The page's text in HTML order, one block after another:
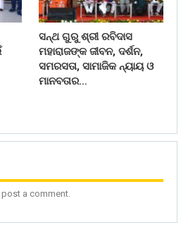
ସନ୍ଥ ଗୁରୁ ଶ୍ରୀ ରବିଦାସ
ମହାରାଜଙ୍କ ଜୀବନ, ଦର୍ଶନ,
ସମରସତା, ସାମାଜିକ ନ୍ୟାୟ ଓ
ମାନବତାର…
a comment.